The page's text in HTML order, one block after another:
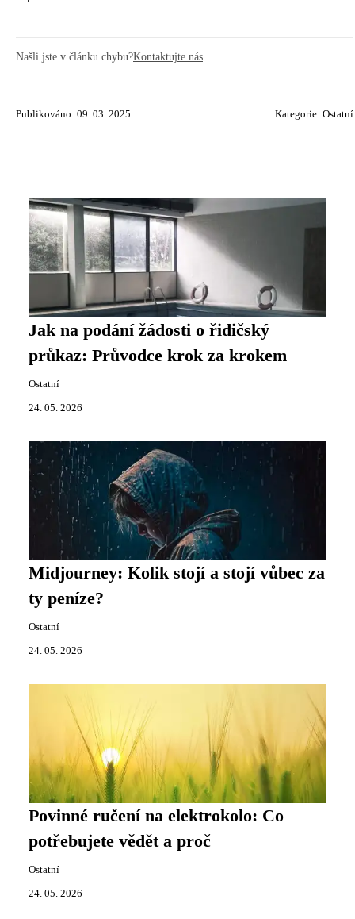
Našli jste v článku chybu?Kontaktujte nás
Publikováno: 09. 03. 2025 Kategorie: Ostatní
Jak na podání žádosti o řidičský
průkaz: Průvodce krok za krokem
Ostatní
24. 05. 2026
Midjourney: Kolik stojí a stojí vůbec za
ty peníze?
Ostatní
24. 05. 2026
Povinné ručení na elektrokolo: Co
potřebujete vědět a proč
Ostatní
24. 05. 2026